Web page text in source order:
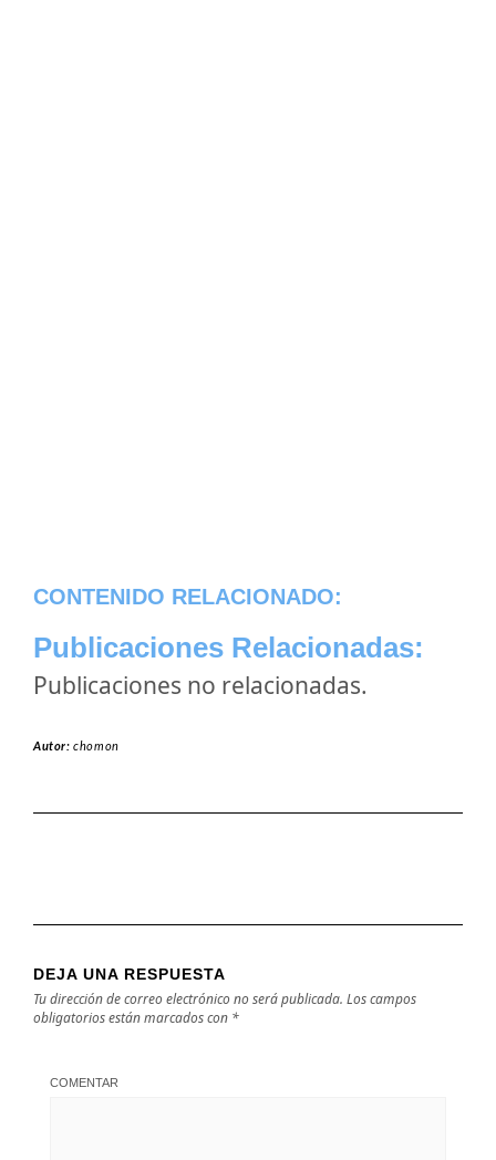
CONTENIDO RELACIONADO:
Publicaciones Relacionadas:
Publicaciones no relacionadas.
Autor:chomon
DEJA UNA RESPUESTA
Tu dirección de correo electrónico no será publicada. Los campos
obligatorios están marcados con *
COMENTAR